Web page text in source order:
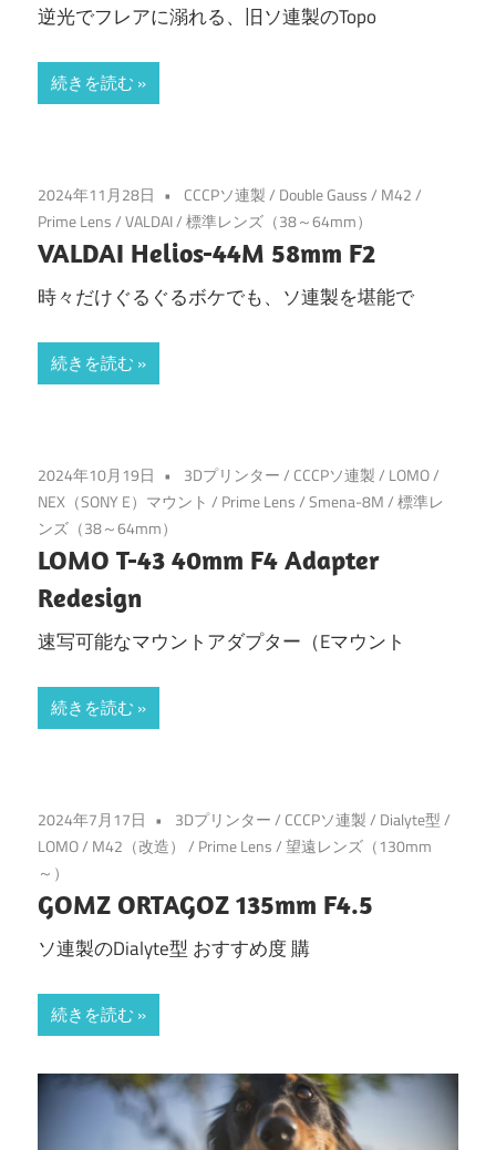
逆光でフレアに溺れる、旧ソ連製のTopo
続きを読む
2024年11月28日 CCCPソ連製/ Double Gauss/ M42/
Prime Lens/VALDAI/標準レンズ（38～64mm）
VALDAI Helios-44M 58mm F2
時々だけぐるぐるボケでも、ソ連製を堪能で
続きを読む
2024年10月19日 3Dプリンター/ CCCPソ連製/ LOMO/
NEX（SONY E）マウント / Prime Lens/Smena-8M/標準レ
ンズ（38～64mm）
LOMO T-43 40mm F4 Adapter
Redesign
速写可能なマウントアダプター（Eマウント
続きを読む
2024年7月17日 3Dプリンター/ CCCPソ連製/ Dialyte型/
LOMO/ M42（改造） / Prime Lens/望遠レンズ（130mm
～）
GOMZ ORTAGOZ 135mm F4.5
ソ連製のDialyte型 おすすめ度 購
続きを読む